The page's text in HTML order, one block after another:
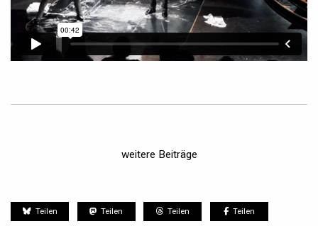
weitere Beiträge
Teilen Teilen Teilen Teilen